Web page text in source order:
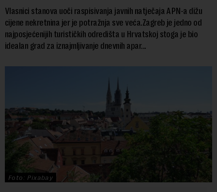
Vlasnici stanova uoči raspisivanja javnih natječaja APN-a dižu
cijene nekretnina jer je potražnja sve veća.Zagreb je jedno od
najposjećenijih turističkih odredišta u Hrvatskoj stoga je bio
idealan grad za iznajmljivanje dnevnih apar...
Foto: Pixabay